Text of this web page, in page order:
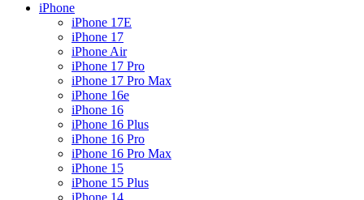
iPhone
iPhone 17E
iPhone 17
iPhone Air
iPhone 17 Pro
iPhone 17 Pro Max
iPhone 16e
iPhone 16
iPhone 16 Plus
iPhone 16 Pro
iPhone 16 Pro Max
iPhone 15
iPhone 15 Plus